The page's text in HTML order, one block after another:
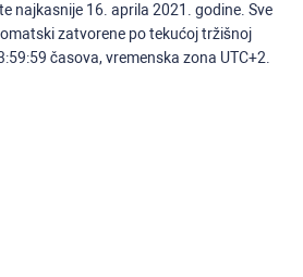
najkasnije 16. aprila 2021. godine. Sve
zatvorene po tekućoj tržišnoj
časova, vremenska zona UTC+2.